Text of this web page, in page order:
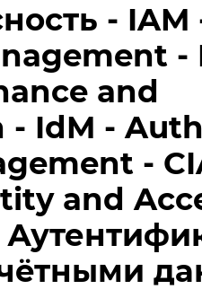
-
-
and
IdM -
-
and